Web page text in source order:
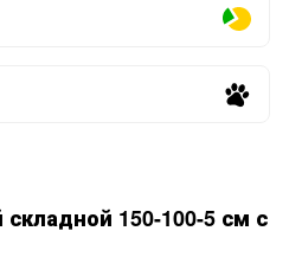
150-100-5 см с